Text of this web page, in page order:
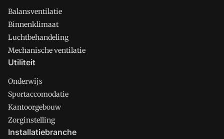
Balansventilatie
Binnenklimaat
Luchtbehandeling
Mechanische ventilatie
Utiliteit
Onderwijs
Sportaccomodatie
Kantoorgebouw
Zorginstelling
Installatiebranche